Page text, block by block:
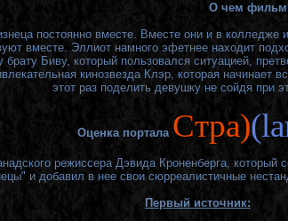
О чем
постоянно вместе. Вместе они и в колледже
вместе. Эллиот намного эфетнее находит
Биву, который пользовался ситуацией,
кинозвезда Клэр, которая начинает
этот раз поделить девушку не сойдя при
Оценка портала Cтра)
режиссера Дэвида Кроненберга, который
и добавил в нее свои сюрреалистичные
Первый источник: